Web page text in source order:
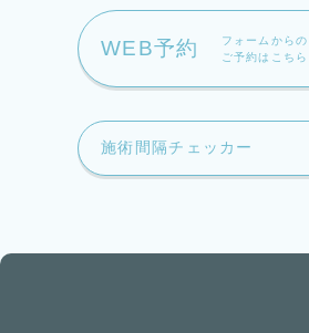
WEB予約
フォームからの
ご予約はこちら
施術間隔チェッカー